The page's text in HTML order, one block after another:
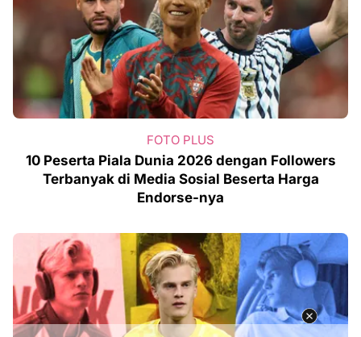
FOTO PLUS
10 Peserta Piala Dunia 2026 dengan Followers
Terbanyak di Media Sosial Beserta Harga
Endorse-nya